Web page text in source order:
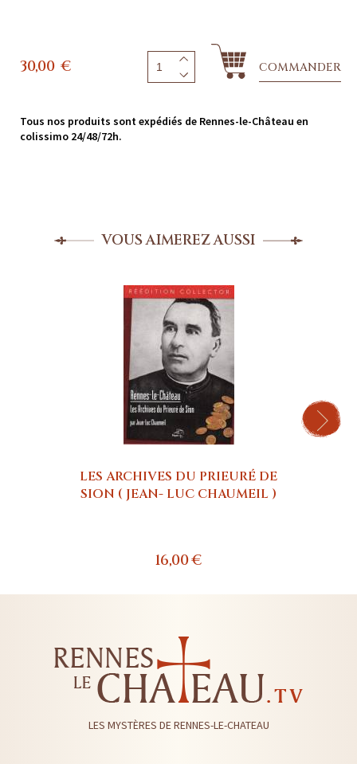
30,00 € COMMANDER
Tous nos produits sont expédiés de Rennes-le-Château en
colissimo 24/48/72h.
VOUS AIMEREZ AUSSI
LES ARCHIVES DU PRIEURÉ DE
SION ( JEAN- LUC CHAUMEIL )
16,00 €
LES MYSTÈRES DE RENNES-LE-CHATEAU